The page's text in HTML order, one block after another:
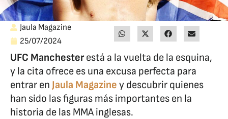
Jaula Magazine
25/07/2024
UFC Manchesterestá a la vuelta de la esquina,
y la cita ofrece es una excusa perfecta para
entrar en Jaula Magazine y descubrir quienes
han sido las figuras más importantes en la
historia de las MMA inglesas.